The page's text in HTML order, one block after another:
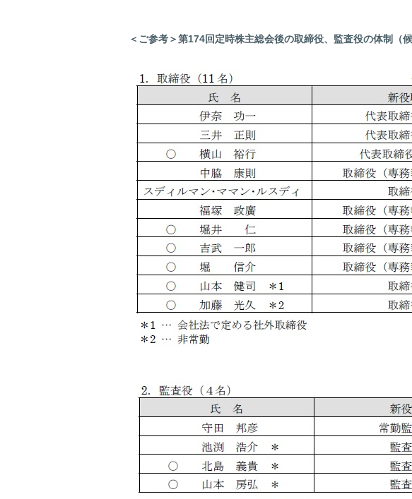
＜ご参考＞第174回定時株主総会後の取締役、監査役の体制（候